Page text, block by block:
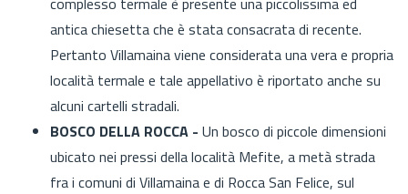
antica chiesetta che è stata consacrata di recente.
Pertanto Villamaina viene considerata una vera e propria
località termale e tale appellativo è riportato anche su
alcuni cartelli stradali.
BOSCO DELLA ROCCA - Un bosco di piccole dimensioni
ubicato nei pressi della località Mefite, a metà strada
fra i comuni di Villamaina e di Rocca San Felice, sul